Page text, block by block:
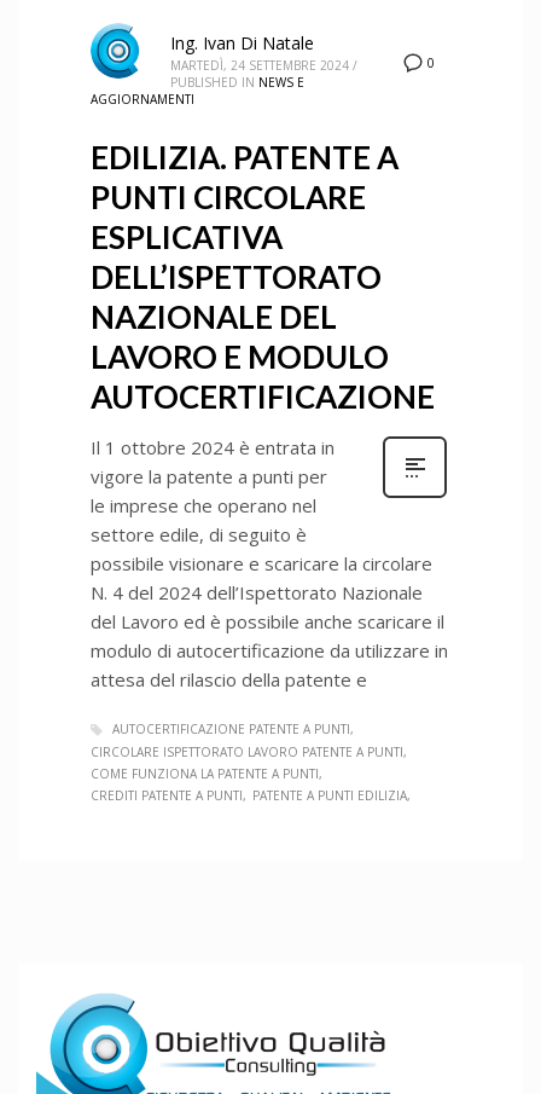
0
Ing. Ivan Di Natale
MARTEDÌ, 24 SETTEMBRE 2024 /
PUBLISHED IN NEWS E
AGGIORNAMENTI
EDILIZIA. PATENTE A
PUNTI CIRCOLARE
ESPLICATIVA
DELL’ISPETTORATO
NAZIONALE DEL
LAVORO E MODULO
AUTOCERTIFICAZIONE
Il 1 ottobre 2024 è entrata in
vigore la patente a punti per
le imprese che operano nel
settore edile, di seguito è
possibile visionare e scaricare la circolare
N. 4 del 2024 dell’Ispettorato Nazionale
del Lavoro ed è possibile anche scaricare il
modulo di autocertificazione da utilizzare in
attesa del rilascio della patente e
AUTOCERTIFICAZIONE PATENTE A PUNTI
CIRCOLARE ISPETTORATO LAVORO PATENTE A PUNTI
COME FUNZIONA LA PATENTE A PUNTI
CREDITI PATENTE A PUNTI
PATENTE A PUNTI EDILIZIA